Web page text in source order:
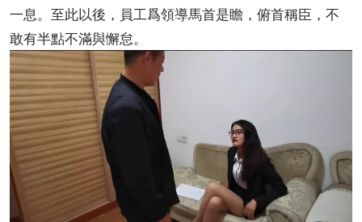
一息。至此以後，員工爲領導馬首是瞻，俯首稱臣，不
敢有半點不滿與懈怠。